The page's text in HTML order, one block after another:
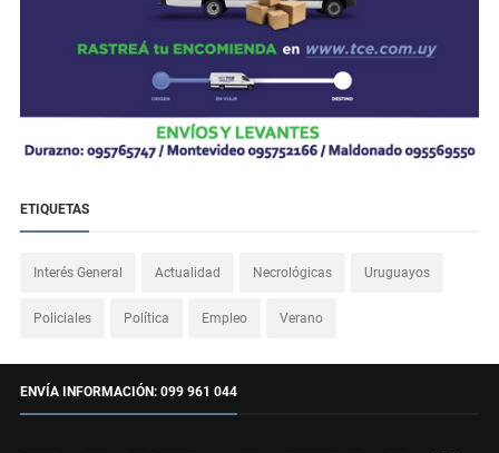
ETIQUETAS
Interés General Actualidad Necrológicas Uruguayos
Policiales Política Empleo Verano
ENVÍA INFORMACIÓN: 099 961 044